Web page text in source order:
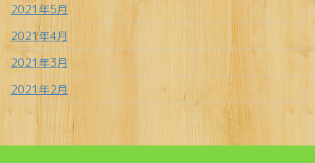
2021年5月
2021年4月
2021年3月
2021年2月